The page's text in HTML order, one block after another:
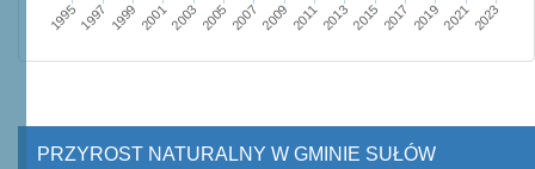
19951997 1999 20012003 2005 2007 2009 201120132015 2017 201920212023
PRZYROST NATURALNY W GMINIE SUŁÓW